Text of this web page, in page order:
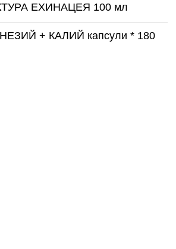
ЕХИНАЦЕЯ 100 мл
+ КАЛИЙ капсули * 180